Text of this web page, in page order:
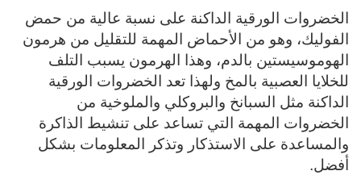
الخضروات الورقية الداكنة على نسبة عالية من حمض
الفوليك، وهو من الأحماض المهمة للتقليل من هرمون
الهوموسيستين بالدم، وهذا الهرمون يسبب التلف
للخلايا العصبية بالمخ ولهذا تعد الخضروات الورقية
الداكنة مثل السبانخ والبروكلي والملوخية من
الخضروات المهمة التي تساعد على تنشيط الذاكرة
والمساعدة على الاستذكار وتذكر المعلومات بشكل
أفضل.